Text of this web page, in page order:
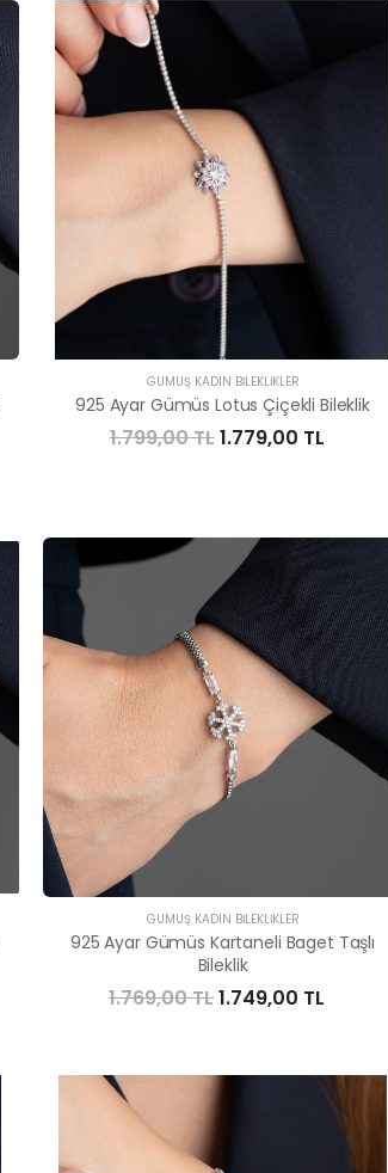
GÜMÜŞ KADIN BILEKLIKLER
925 Ayar Gümüs Lotus Çiçekli Bileklik
1.799,00 TL1.779,00 TL
GÜMÜŞ KADIN BILEKLIKLER
925 Ayar Gümüs Kartaneli Baget Taşlı
Bileklik
1.769,00 TL1.749,00 TL